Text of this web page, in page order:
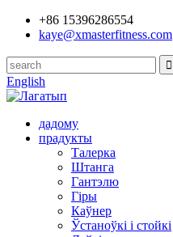
+86 15396286554
kaye@xmasterfitness.com
English
дадому
прадукты
Талерка
Штанга
Гантэлю
Гіры
Каўнер
Ўстаноўкі і стойкі